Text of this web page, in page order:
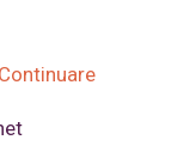
Continuare